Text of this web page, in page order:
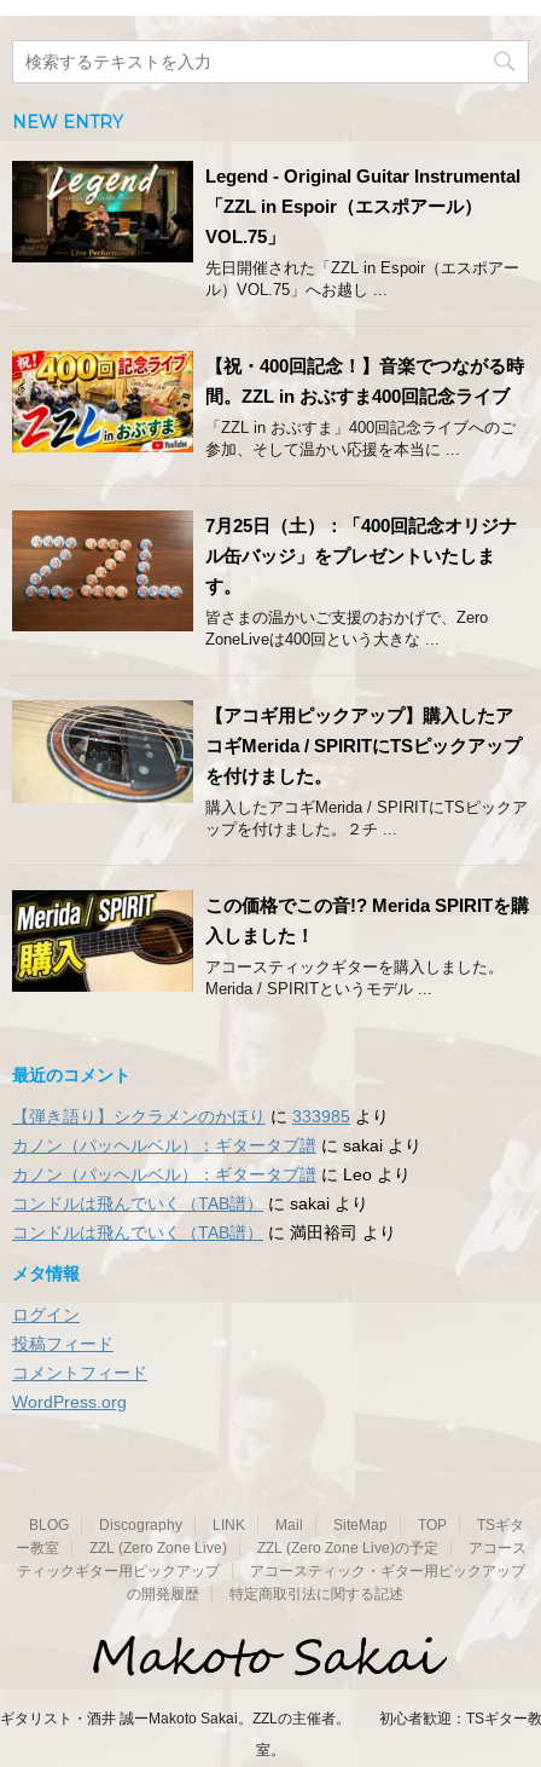
NEW ENTRY
Legend - Original Guitar Instrumental
「ZZL in Espoir（エスポアール）
VOL.75」
先日開催された「ZZL in Espoir（エスポアー
ル）VOL.75」へお越し ...
【祝・400回記念！】音楽でつながる時
間。ZZL in おぶすま400回記念ライブ
「ZZL in おぶすま」400回記念ライブへのご
参加、そして温かい応援を本当に ...
7月25日（土）：「400回記念オリジナ
ル缶バッジ」をプレゼントいたしま
す。
皆さまの温かいご支援のおかげで、Zero
ZoneLiveは400回という大きな ...
【アコギ用ピックアップ】購入したア
コギMerida / SPIRITにTSピックアップ
を付けました。
購入したアコギMerida / SPIRITにTSピックア
ップを付けました。２チ ...
この価格でこの音!? Merida SPIRITを購
入しました！
アコースティックギターを購入しました。
Merida / SPIRITというモデル ...
最近のコメント
【弾き語り】シクラメンのかほり に 333985 より
カノン（パッヘルベル）：ギタータブ譜 に sakai より
カノン（パッヘルベル）：ギタータブ譜 に Leo より
コンドルは飛んでいく（TAB譜）
に sakai より
コンドルは飛んでいく（TAB譜）
に 満田裕司 より
メタ情報
ログイン
投稿フィード
コメントフィード
WordPress.org
BLOG Discography LINK Mail SiteMap TOP
TSギタ
ー教室
ZZL (Zero Zone Live) ZZL (Zero Zone Live)の予定
アコース
ティックギター用ピックアップ
アコースティック・ギター用ピックアップ
の開発履歴
特定商取引法に関する記述
ギタリスト・酒井 誠ーMakoto Sakai。ZZLの主催者。 初心者歓迎：TSギター教
室。